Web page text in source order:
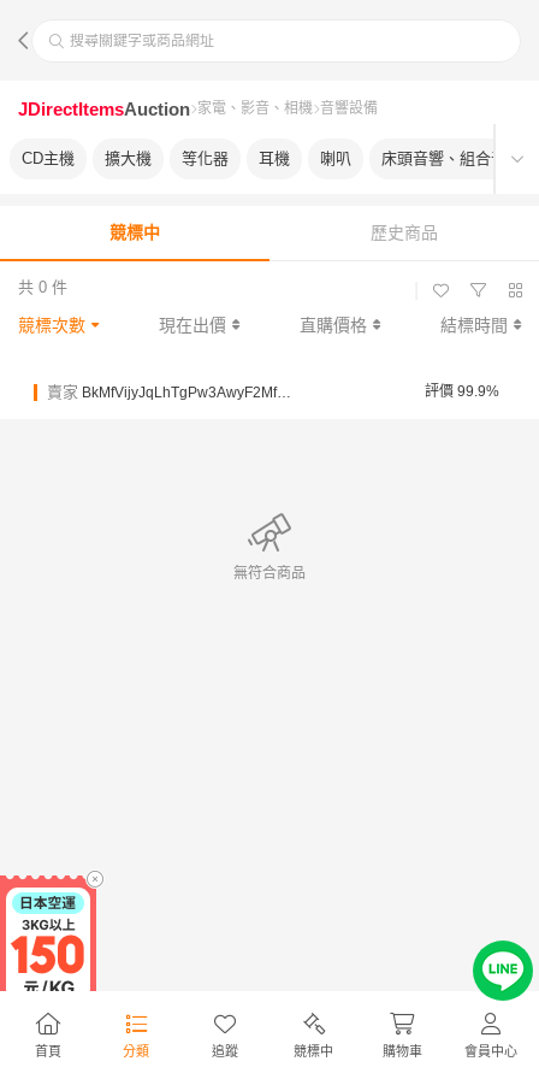
搜尋關鍵字或商品網址
首頁 分類 追蹤 競標中 購物車 會員中心
JDirectItemsAuction 家電、影音、相機 音響設備
CD主機 擴大機 等化器 耳機 喇叭 床頭音響、組合音響
競標中 歷史商品
共 0 件
競標次數 現在出價 直購價格 結標時間
賣家 BkMfVijyJqLhTgPw3AwyF2MfRpfif 評價 99.9%
無符合商品